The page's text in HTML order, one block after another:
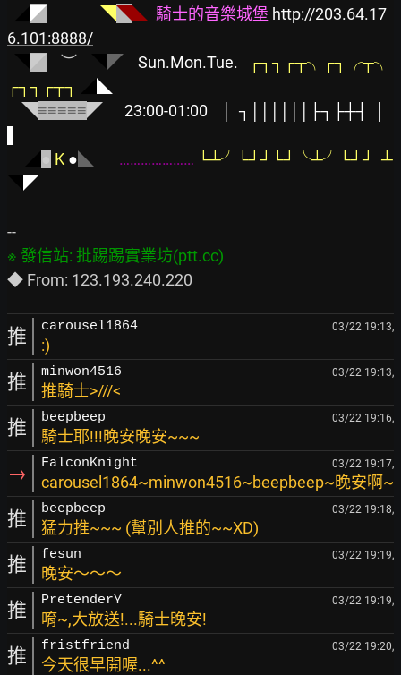
◤ ◥ ◥ ◣ 騎士的音樂城堡 http://203.64.17
6.101:8888/
︶ ◤
    Sun.Mon.Tue.
┌┐┐┌┬╮┌┐╭┬╮
┌┐┐┌┬┐
◣
    ◥
≡≡≡≡≡◤ 23:00-01:00
Κ ●◣ …………………
◤
推 carousel1864 03/22 19:13,
:)
推 minwon4516 03/22 19:13,
推騎士>///<
推 beepbeep 03/22 19:16,
騎士耶!!!晚安晚安~~~
→ FalconKnight 03/22 19:17,
carousel1864~minwon4516~beepbeep~晚安啊~
推 beepbeep 03/22 19:18,
猛力推~~~ (幫別人推的~~XD)
推 fesun 03/22 19:19,
晚安～～～
推 PretenderY 03/22 19:19,
唷~,大放送!...騎士晚安!
推 fristfriend 03/22 19:20,
今天很早開喔...^^